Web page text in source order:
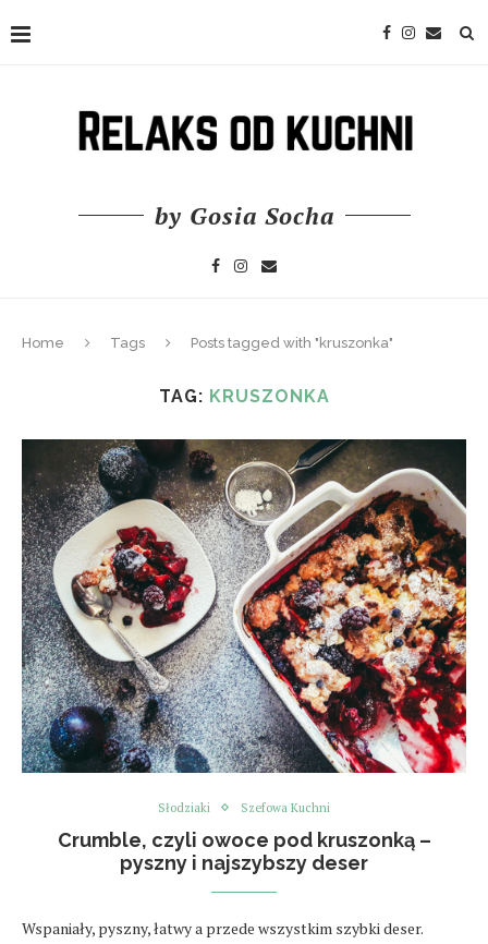
by Gosia Socha
Home Tags Posts tagged with "kruszonka"
TAG: KRUSZONKA
Słodziaki Szefowa Kuchni
Crumble, czyli owoce pod kruszonką –
pyszny i najszybszy deser
Wspaniały, pyszny, łatwy a przede wszystkim szybki deser.